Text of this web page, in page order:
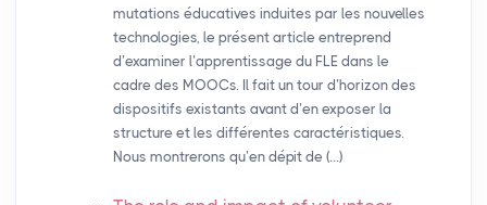
mutations éducatives induites par les nouvelles
technologies, le présent article entreprend
d’examiner l’apprentissage du FLE dans le
cadre des MOOCs. Il fait un tour d’horizon des
dispositifs existants avant d’en exposer la
structure et les différentes caractéristiques.
Nous montrerons qu’en dépit de (…)